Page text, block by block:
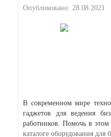
Опубликовано: 28.08.2021
В современном мире
гаджетов для ведения
работников. Помочь в
каталоге оборудования для